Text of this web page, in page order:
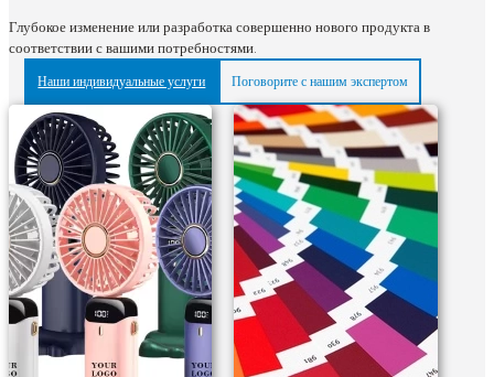
Глубокое изменение или разработка совершенно нового продукта в
соответствии с вашими потребностями.
Наши индивидуальные услуги Поговорите с нашим экспертом